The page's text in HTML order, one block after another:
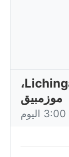
الطقس الحالي في Lichinga،
موزمبيق